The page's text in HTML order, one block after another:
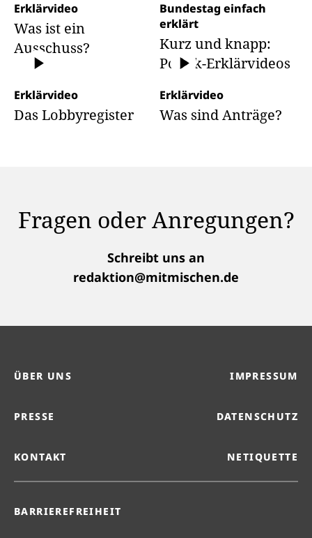
Erklärvideo
Was ist ein
Ausschuss?
Bundestag einfach
erklärt
Kurz und knapp:
Politik-Erklärvideos
Erklärvideo
Das Lobbyregister
Erklärvideo
Was sind Anträge?
Fragen oder Anregungen?
Schreibt uns an
redaktion@mitmischen.de
ÜBER UNS IMPRESSUM
PRESSE DATENSCHUTZ
KONTAKT NETIQUETTE
BARRIEREFREIHEIT